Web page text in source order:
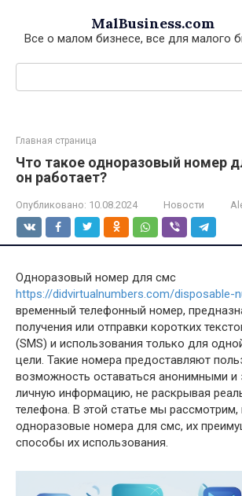
контенту
MalBusiness.com
Все о малом бизнесе, все для малого
Поиск:
Главная страница
Что такое одноразовый номер
он работает?
Опубликовано: 10.08.2024 Новости
Одноразовый номер для смс
https://didvirtualnumbers.com/disposable-
временный телефонный номер,
получения или отправки коротких
(SMS) и использования только для
цели. Такие номера предоставляют
возможность оставаться анонимными
личную информацию, не раскрывая
телефона. В этой статье мы
одноразовые номера для смс, их
способы их использования.